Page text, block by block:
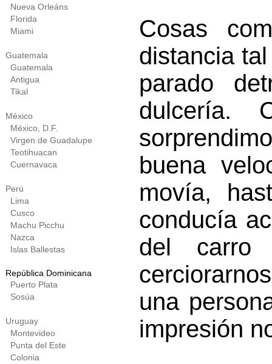
Nueva Orleáns
Florida
Miami
Guatemala
Guatemala
Antigua
Tikal
México
México, D.F.
Virgen de Guadalupe
Teotihuacan
Cuernavaca
Perú
Lima
Cusco
Machu Picchu
Nazca
Islas Ballestas
República Dominicana
Puerto Plata
Sosúa
Uruguay
Montevideo
Punta del Este
Colonia
Cosas
distancia
parado
dulcería.
buena
movía,
conducía
del carro
una
impresión